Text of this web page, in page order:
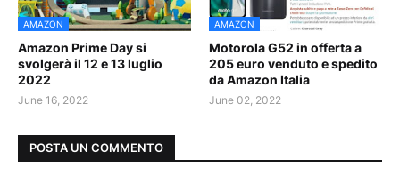
AMAZON
Amazon Prime Day si
svolgerà il 12 e 13 luglio
2022
June 16, 2022
AMAZON
Motorola G52 in offerta a
205 euro venduto e spedito
da Amazon Italia
June 02, 2022
POSTA UN COMMENTO